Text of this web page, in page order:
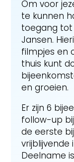
Om voor
te kunnen
toegang tot
Jansen.
filmpjes en
thuis kunt
en groeien.
Er zijn 6
follow-up
de eerste
Deelname